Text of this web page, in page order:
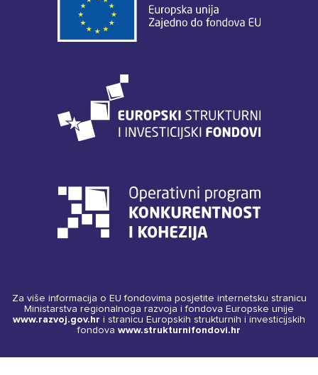
Za više informacija o EU fondovima posjetite internetsku stranicu
Ministarstva regionalnoga razvoja i fondova Europske unije
www.razvoj.gov.hr i stranicu Europskih strukturnih i investicijskih
fondova www.strukturnifondovi.hr